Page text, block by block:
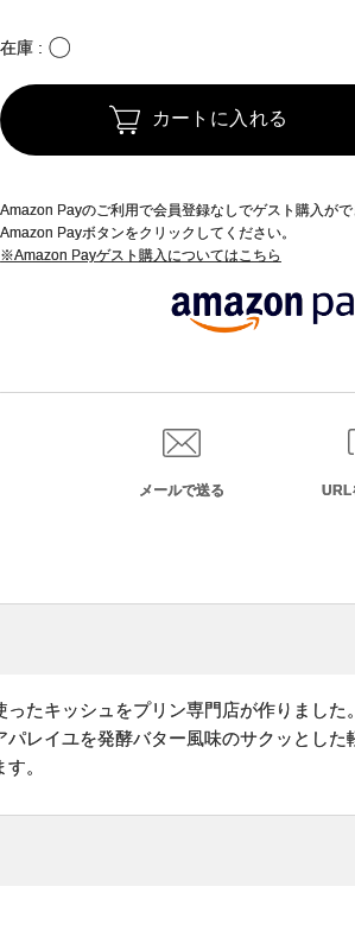
在庫 〇
カートに入れる
Amazon Payのご利用で会員登録なしでゲスト購入が
Amazon Payボタンをクリックしてください。
※Amazon Payゲスト購入についてはこちら
メールで送る URL
たキッシュをプリン専門店が作りました
レイユを発酵バター風味のサクッとした
。